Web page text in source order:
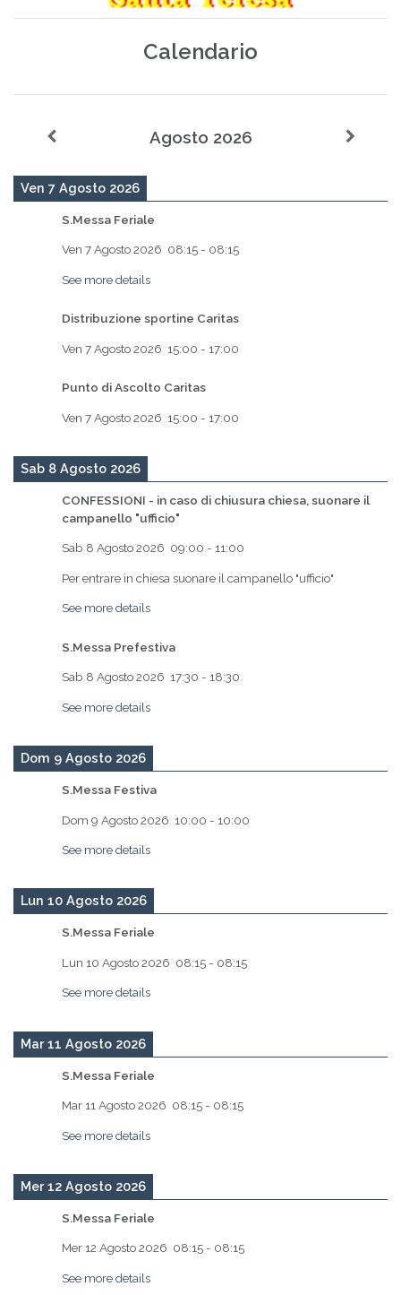
Calendario
Agosto 2026
Ven 7 Agosto 2026
S.Messa Feriale
Ven 7 Agosto 2026 08:15 - 08:15
See more details
Distribuzione sportine Caritas
Ven 7 Agosto 2026 15:00 - 17:00
Punto di Ascolto Caritas
Ven 7 Agosto 2026 15:00 - 17:00
Sab 8 Agosto 2026
CONFESSIONI - in caso di chiusura chiesa, suonare il
campanello "ufficio"
Sab 8 Agosto 2026 09:00 - 11:00
Per entrare in chiesa suonare il campanello "ufficio"
See more details
S.Messa Prefestiva
Sab 8 Agosto 2026 17:30 - 18:30
See more details
Dom 9 Agosto 2026
S.Messa Festiva
Dom 9 Agosto 2026 10:00 - 10:00
See more details
Lun 10 Agosto 2026
S.Messa Feriale
Lun 10 Agosto 2026 08:15 - 08:15
See more details
Mar 11 Agosto 2026
S.Messa Feriale
Mar 11 Agosto 2026 08:15 - 08:15
See more details
Mer 12 Agosto 2026
S.Messa Feriale
Mer 12 Agosto 2026 08:15 - 08:15
See more details